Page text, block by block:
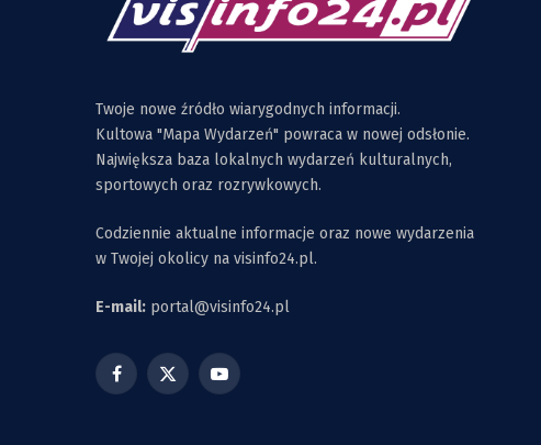
Twoje nowe źródło wiarygodnych informacji.
Kultowa "Mapa Wydarzeń" powraca w nowej odsłonie.
Największa baza lokalnych wydarzeń kulturalnych,
sportowych oraz rozrywkowych.
Codziennie aktualne informacje oraz nowe wydarzenia
w Twojej okolicy na visinfo24.pl.
E-mail: portal@visinfo24.pl
Facebook
X
YouTube